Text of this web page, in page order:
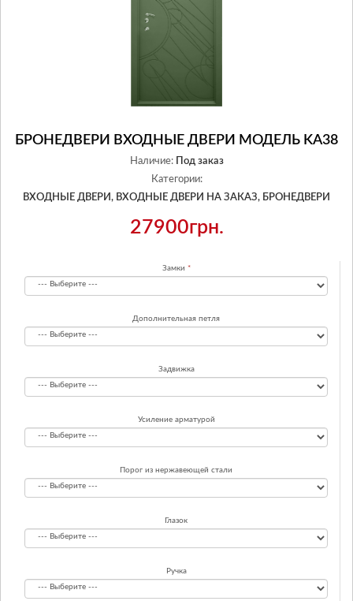
БРОНЕДВЕРИ ВХОДНЫЕ ДВЕРИ МОДЕЛЬ KA38
Наличие:
Под заказ
Категории:
ВХОДНЫЕ ДВЕРИ, ВХОДНЫЕ ДВЕРИ НА ЗАКАЗ, БРОНЕДВЕРИ
27900грн.
Замки
Дополнительная петля
Задвижка
Усиление арматурой
Порог из нержавеющей стали
Глазок
Ручка